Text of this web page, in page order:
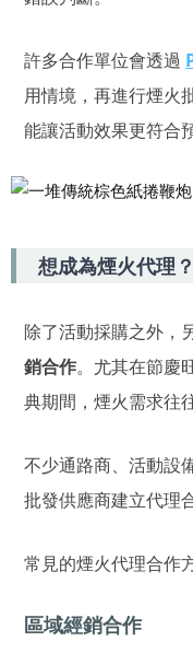
許多合作單位會透過
用情境，再進行煙火
能讓活動效果更符合預
想成為煙火代理
除了活動採購之外，
銷合作。尤其在節慶
典期間，煙火需求往
不少通路商、活動設
批發供應商建立代理合
常見的煙火代理合作
區域經銷合作